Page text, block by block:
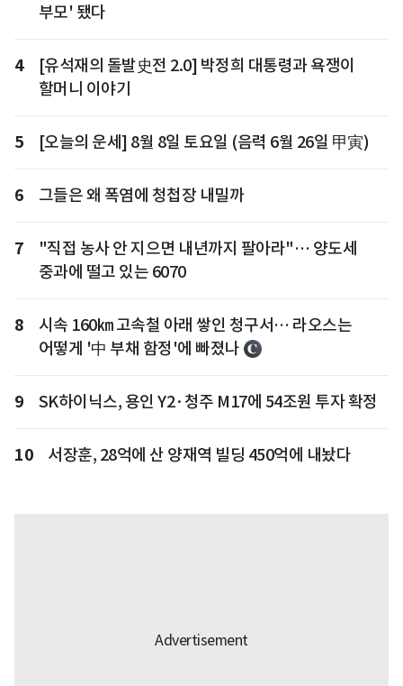
부모' 됐다
4
[유석재의 돌발史전 2.0] 박정희 대통령과 욕쟁이
할머니 이야기
5 [오늘의 운세] 8월 8일 토요일 (음력 6월 26일 甲寅)
6 그들은 왜 폭염에 청첩장 내밀까
7
"직접 농사 안 지으면 내년까지 팔아라"… 양도세
중과에 떨고 있는 6070
8
시속 160㎞ 고속철 아래 쌓인 청구서… 라오스는
어떻게 '中 부채 함정'에 빠졌나
9 SK하이닉스, 용인 Y2·청주 M17에 54조원 투자 확정
10 서장훈, 28억에 산 양재역 빌딩 450억에 내놨다